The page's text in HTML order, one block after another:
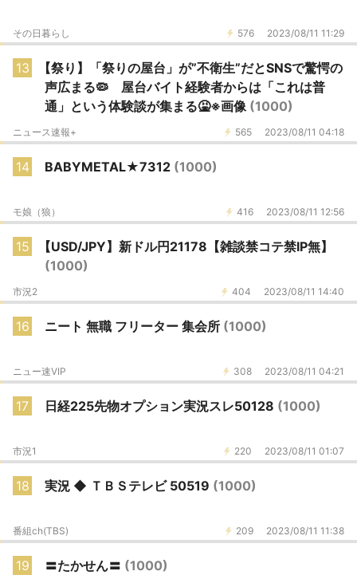
576 2023/08/11 11:29
その日暮らし
13
【祭り】「祭りの屋台」が”不衛生”だとSNSで驚愕の
声広まる🦠 屋台バイト経験者からは「これは普
通」という体験談が集まる🤮※画像 (1000)
565 2023/08/11 04:18
ニュース速報+
14 BABYMETAL★7312 (1000)
416 2023/08/11 12:56
モ娘（狼）
15
【USD/JPY】新ドル円21178【雑談禁コテ禁IP無】
(1000)
404 2023/08/11 14:40
市況2
16 ニート 無職 フリーター 集会所 (1000)
308 2023/08/11 04:21
ニュー速VIP
17 日経225先物オプション実況スレ50128 (1000)
220 2023/08/11 01:07
市況1
18 実況 ◆ ＴＢＳテレビ 50519 (1000)
209 2023/08/11 11:38
番組ch(TBS)
19 〓たかせん〓 (1000)